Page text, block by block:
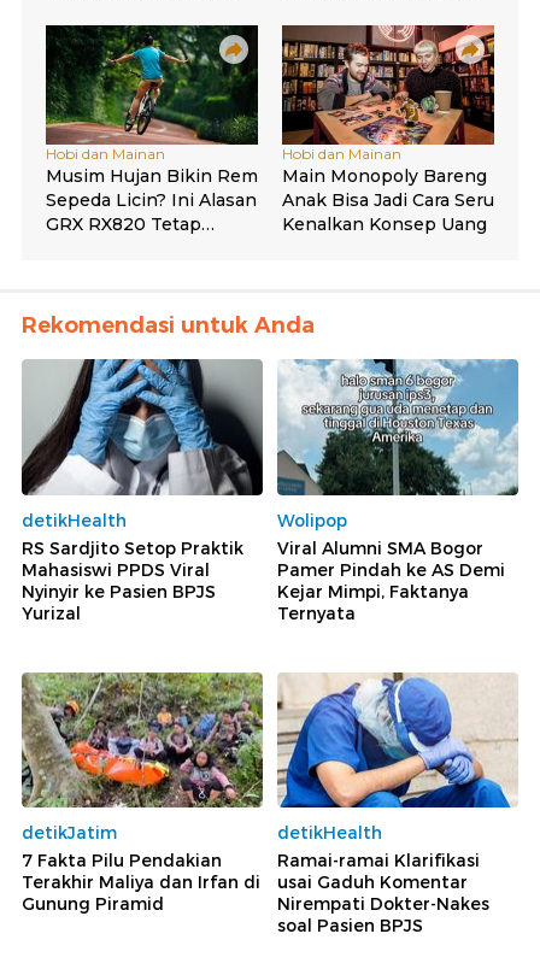
Rekomendasi untuk Anda
detikHealth
RS Sardjito Setop Praktik
Mahasiswi PPDS Viral
Nyinyir ke Pasien BPJS
Yurizal
Wolipop
Viral Alumni SMA Bogor
Pamer Pindah ke AS Demi
Kejar Mimpi, Faktanya
Ternyata
detikJatim
7 Fakta Pilu Pendakian
Terakhir Maliya dan Irfan di
Gunung Piramid
detikHealth
Ramai-ramai Klarifikasi
usai Gaduh Komentar
Nirempati Dokter-Nakes
soal Pasien BPJS